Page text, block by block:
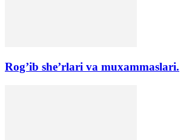
Rog’ib she’rlari va muxammaslari.